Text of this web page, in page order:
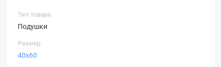
Тип товара
Подушки
Размер
40х60